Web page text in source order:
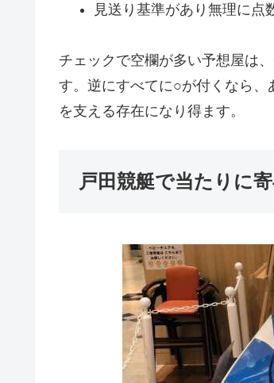
見送り基準があり無理に点
チェックで空欄が多い予想屋は
す。逆にすべてに○が付くなら、
を支える存在になり得ます。
戸田競艇で当たりに